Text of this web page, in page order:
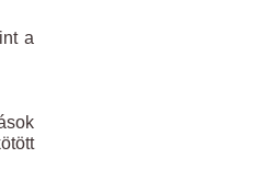
a